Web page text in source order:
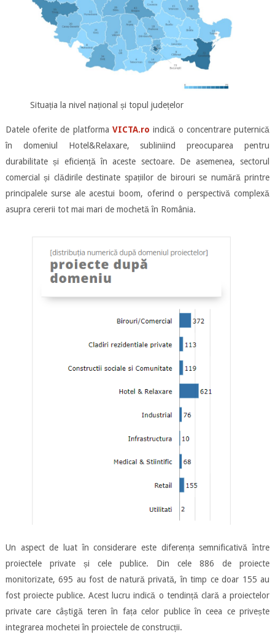
Situația la nivel național și topul județelor
Datele oferite de platforma VICTA.ro indică o concentrare puternică
în domeniul Hotel&Relaxare, subliniind preocuparea pentru
durabilitate și eficiență în aceste sectoare. De asemenea, sectorul
comercial și clădirile destinate spațiilor de birouri se numără printre
principalele surse ale acestui boom, oferind o perspectivă complexă
asupra cererii tot mai mari de mochetă în România.
Un aspect de luat în considerare este diferența semnificativă între
proiectele private și cele publice. Din cele 886 de proiecte
monitorizate, 695 au fost de natură privată, în timp ce doar 155 au
fost proiecte publice. Acest lucru indică o tendință clară a proiectelor
private care câștigă teren în fața celor publice în ceea ce privește
integrarea mochetei în proiectele de construcții.